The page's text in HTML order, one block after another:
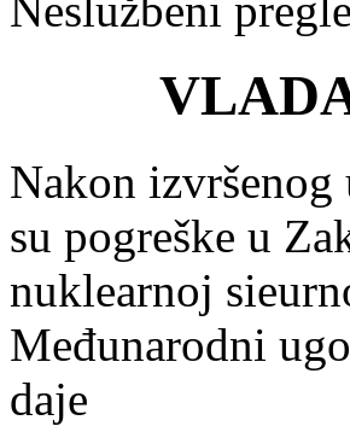
Nakon
su pogreške u
nuklearnoj
Međunarodni
daje